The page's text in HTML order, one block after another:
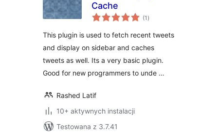
Cache
(1 wszystkich
ocen
)
This plugin is used to fetch recent tweets
and display on sidebar and caches
tweets as well. Its a very basic plugin.
Good for new programmers to unde …
Rashed Latif
10+ aktywnych instalacji
Testowana z 3.7.41